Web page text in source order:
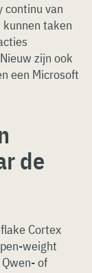
continu van
taken
zijn ook
een Microsoft
de
Cortex
weight
of